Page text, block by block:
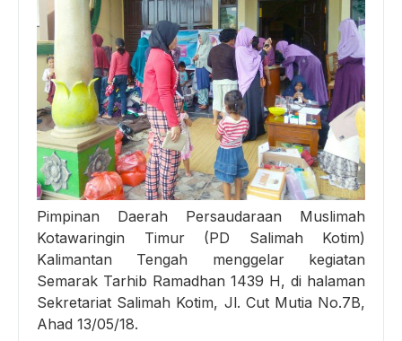
Pimpinan Daerah Persaudaraan Muslimah
Kotawaringin Timur (PD Salimah Kotim)
Kalimantan Tengah menggelar kegiatan
Semarak Tarhib Ramadhan 1439 H, di halaman
Sekretariat Salimah Kotim, Jl. Cut Mutia No.7B,
Ahad 13/05/18.